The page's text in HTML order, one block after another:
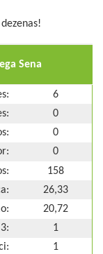
Sena
6
0
0
0
158
26,33
20,72
1
1